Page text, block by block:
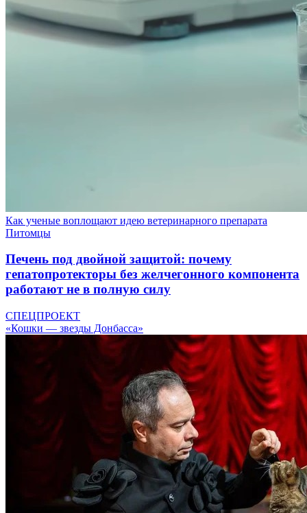
Как ученые воплощают идею ветеринарного препарата
Питомцы
Печень под двойной защитой: почему
гепатопротекторы без желчегонного компонента
работают не в полную силу
СПЕЦПРОЕКТ
«Кошки — звезды Донбасса»